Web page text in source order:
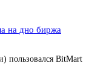
на дно биржа
пользовался BitMart